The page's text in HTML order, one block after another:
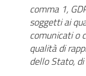
comma 1,
soggetti ai
comunicati o
qualità di
dello Stato,